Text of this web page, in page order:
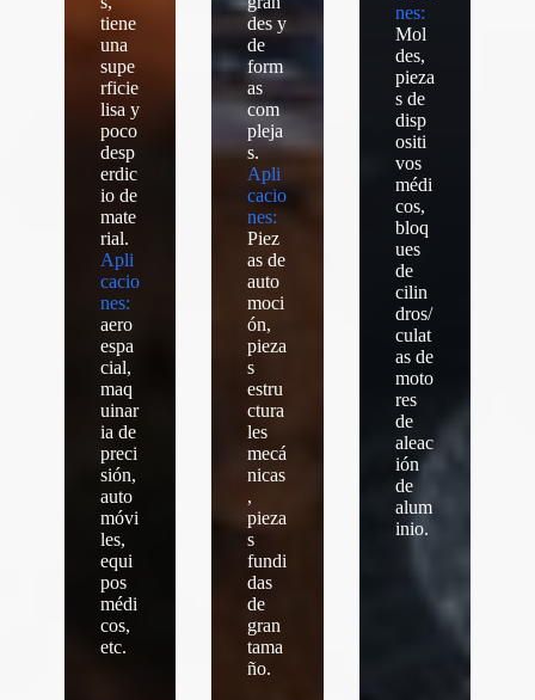
tiene
una
supe
rficie
lisa y
poco
desp
erdic
io de
mate
rial.
Apli
cacio
nes:
aero
espa
cial,
maq
uinar
ia de
preci
sión,
auto
móvi
les,
equi
pos
médi
cos,
etc.
des y
de
form
as
com
pleja
s.
Apli
cacio
nes:
Piez
as de
auto
moci
ón,
pieza
s
estru
ctura
les
mecá
nicas
,
pieza
s
fundi
das
de
gran
tama
ño.
nes:
Mol
des,
pieza
s de
disp
ositi
vos
médi
cos,
bloq
ues
de
cilin
dros/
culat
as de
moto
res
de
aleac
ión
de
alum
inio.